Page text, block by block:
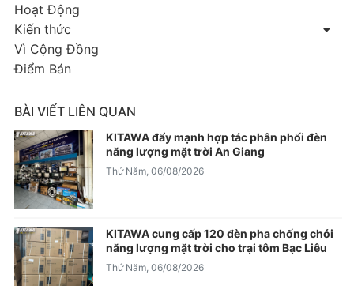
Hoạt Động
Kiến thức
Vì Cộng Đồng
Điểm Bán
BÀI VIẾT LIÊN QUAN
KITAWA đẩy mạnh hợp tác phân phối đèn
năng lượng mặt trời An Giang
Thứ Năm, 06/08/2026
KITAWA cung cấp 120 đèn pha chống chói
năng lượng mặt trời cho trại tôm Bạc Liêu
Thứ Năm, 06/08/2026